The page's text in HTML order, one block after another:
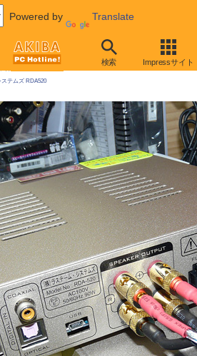
Powered by Translate
検索 Impressサイト
Hotline! 2009年5月2日号
テムズ RDA520